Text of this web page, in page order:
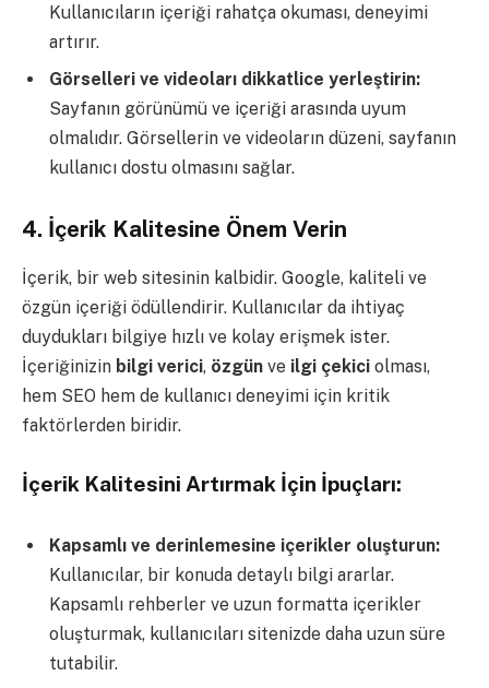
Kullanıcıların içeriği rahatça okuması, deneyimi
artırır.
Görselleri ve videoları dikkatlice yerleştirin:
Sayfanın görünümü ve içeriği arasında uyum
olmalıdır. Görsellerin ve videoların düzeni, sayfanın
kullanıcı dostu olmasını sağlar.
4. İçerik Kalitesine Önem Verin
İçerik, bir web sitesinin kalbidir. Google, kaliteli ve
özgün içeriği ödüllendirir. Kullanıcılar da ihtiyaç
duydukları bilgiye hızlı ve kolay erişmek ister.
İçeriğinizin bilgi verici, özgün ve ilgi çekici olması,
hem SEO hem de kullanıcı deneyimi için kritik
faktörlerden biridir.
İçerik Kalitesini Artırmak İçin İpuçları:
Kapsamlı ve derinlemesine içerikler oluşturun:
Kullanıcılar, bir konuda detaylı bilgi ararlar.
Kapsamlı rehberler ve uzun formatta içerikler
oluşturmak, kullanıcıları sitenizde daha uzun süre
tutabilir.